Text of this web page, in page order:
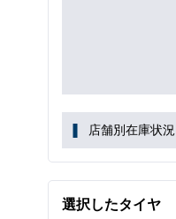
店舗別在庫状況
選択したタイヤ